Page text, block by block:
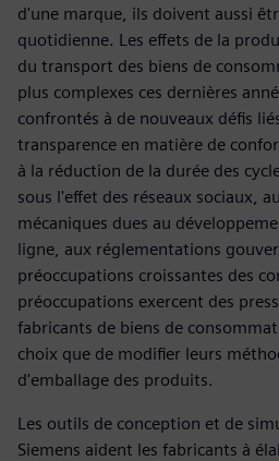
d'une marque, ils doivent aussi
quotidienne. Les effets de la
du transport des biens de
plus complexes ces dernières
confrontés à de nouveaux défis
transparence en matière de
à la réduction de la durée des
sous l'effet des réseaux sociaux,
mécaniques dues au
ligne, aux réglementations
préoccupations croissantes des
préoccupations exercent des
fabricants de biens de
choix que de modifier leurs
d'emballage des produits.
Les outils de conception et de
Siemens aident les fabricants à